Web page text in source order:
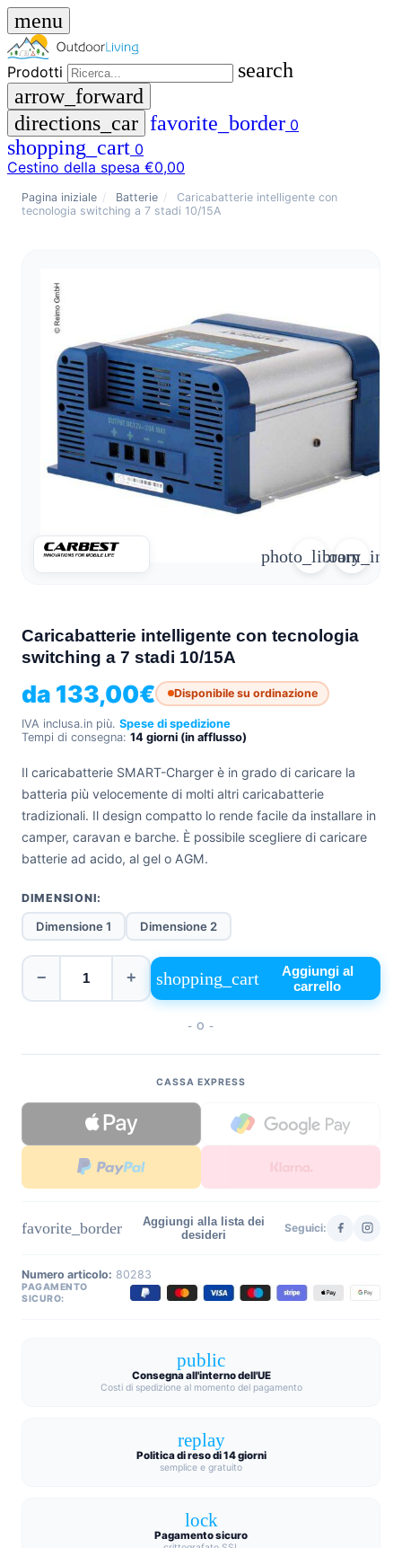
menu
Prodotti
search
arrow_forward
directions_car favorite_border 0
shopping_cart 0
Cestino della spesa €0,00
close
Prodotti
search
arrow_forward
person favorite_border
Elenco dei desideri
shopping_cart
Cestino della spesa
groupsChi
siamo
car_repairConversione
del veicolo
article
Tutti
articoli
Assistenza
phone 0471
962
4.6
Google
Facebook
Instagram
Pagina iniziale / Batterie /
Caricabatterie intelligente con
tecnologia switching a 7 stadi 10/15A
zoom_in
photo_library
Caricabatterie intelligente con tecnologia
switching a 7 stadi 10/15A
da 133,00€ Disponibile su ordinazione
IVA inclusa. in più. Spese di spedizione
Tempi di consegna: 14 giorni (in afflusso)
Il caricabatterie SMART-Charger è in grado di caricare la
batteria più velocemente di molti altri caricabatterie
tradizionali. Il design compatto lo rende facile da installare in
camper, caravan e barche. È possibile scegliere di caricare
batterie ad acido, al gel o AGM.
DIMENSIONI:
Dimensione 1 Dimensione 2
− + shopping_cart
Aggiungi al
carrello
- O -
CASSA EXPRESS
favorite_border
Aggiungi alla lista dei
desideri
Seguici:
Numero articolo: 80283
PAGAMENTO
SICURO:
public
Consegna all'interno dell'UE
Costi di spedizione al momento del pagamento
replay
Politica di reso di 14 giorni
semplice e gratuito
lock
Pagamento sicuro